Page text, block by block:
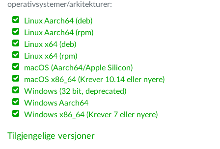
operativsystemer/arkitekturer:
Linux Aarch64 (deb)
Linux Aarch64 (rpm)
Linux x64 (deb)
Linux x64 (rpm)
macOS (Aarch64/Apple Silicon)
macOS x86_64 (Krever 10.14 eller nyere)
Windows (32 bit, deprecated)
Windows Aarch64
Windows x86_64 (Krever 7 eller nyere)
Tilgjengelige versjoner